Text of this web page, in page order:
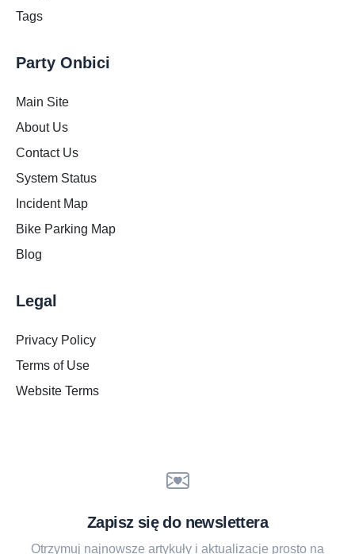
Tags
Party Onbici
Main Site
About Us
Contact Us
System Status
Incident Map
Bike Parking Map
Blog
Legal
Privacy Policy
Terms of Use
Website Terms
Zapisz się do newslettera
Otrzymuj najnowsze artykuły i aktualizacje prosto na